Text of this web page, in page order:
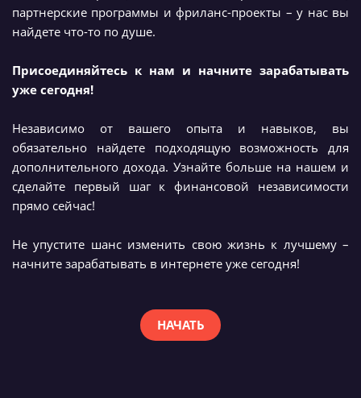
партнерские программы и фриланс-проекты – у нас вы
найдете что-то по душе.
Присоединяйтесь к нам и начните зарабатывать
уже сегодня!
Независимо от вашего опыта и навыков, вы
обязательно найдете подходящую возможность для
дополнительного дохода. Узнайте больше на нашем и
сделайте первый шаг к финансовой независимости
прямо сейчас!
Не упустите шанс изменить свою жизнь к лучшему –
начните зарабатывать в интернете уже сегодня!
НАЧАТЬ